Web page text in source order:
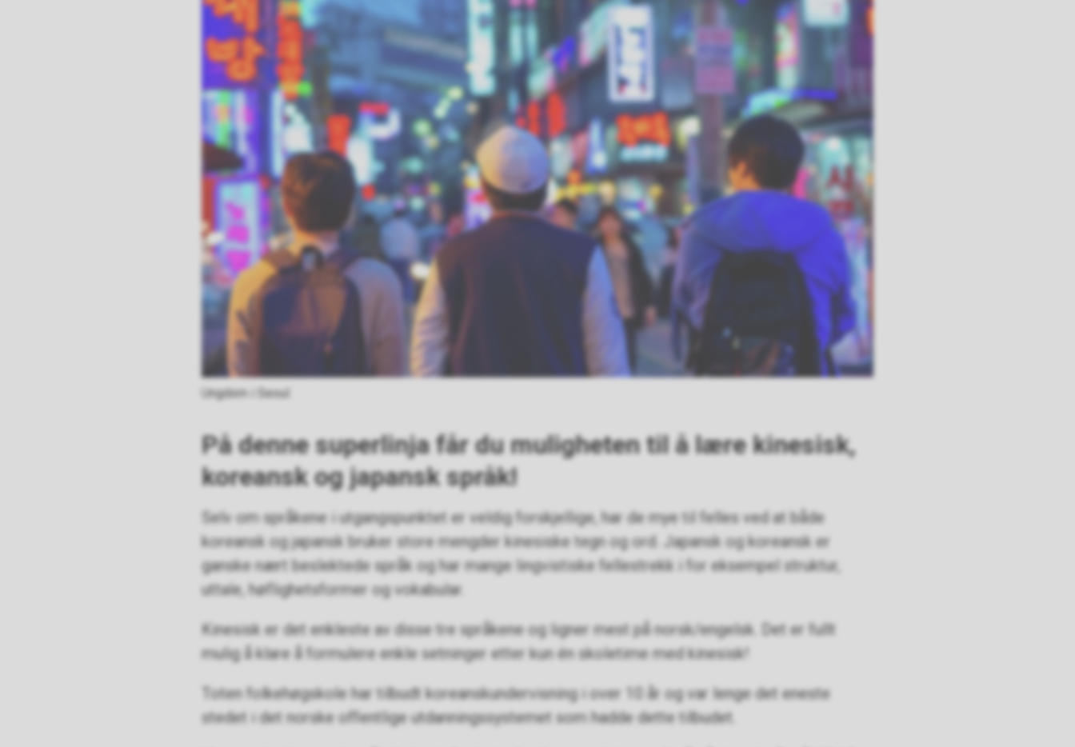
Ungdom i Seoul
På denne superlinja får du muligheten til å lære kinesisk,
koreansk og japansk språk!
Selv om språkene i utgangspunktet er veldig forskjellige, har de mye til felles ved at både
koreansk og japansk bruker store mengder kinesiske tegn og ord. Japansk og koreansk er
ganske nært beslektede språk og har mange lingvistiske fellestrekk i for eksempel struktur,
uttale, høflighetsformer og vokabular.
Kinesisk er det enkleste av disse tre språkene og ligner mest på norsk/engelsk. Det er fullt
mulig å klare å formulere enkle setninger etter kun én skoletime med kinesisk!
Toten folkehøgskole har tilbudt koreanskundervisning i over 10 år og var lenge det eneste
stedet i det norske offentlige utdanningssystemet som hadde dette tilbudet.